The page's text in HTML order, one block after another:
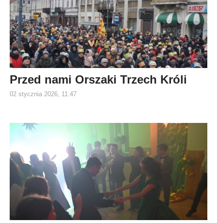
Przed nami Orszaki Trzech Króli
02 stycznia 2026, 11:47